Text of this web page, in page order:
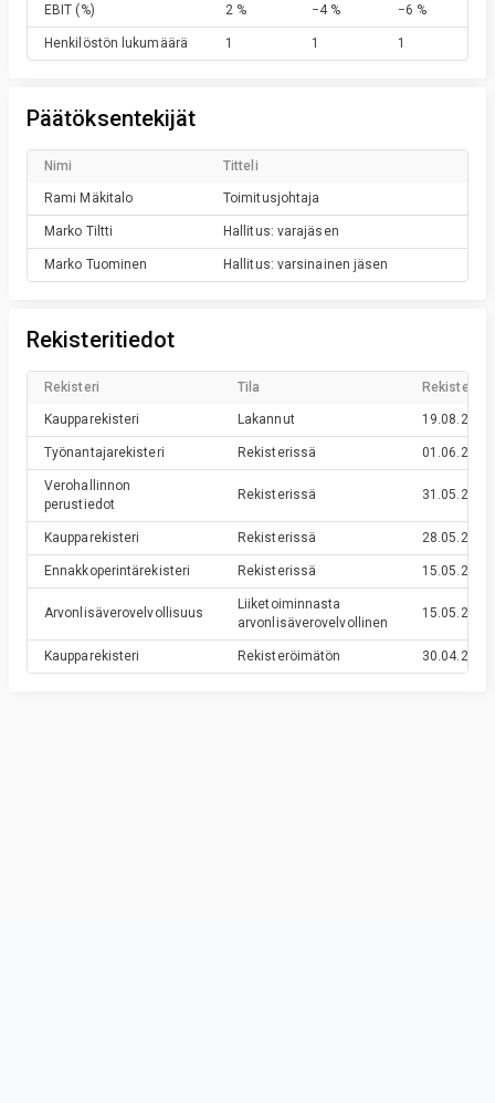
EBIT (%) 2 % −4 % −6 %
Henkilöstön lukumäärä 1 1 1
Päätöksentekijät
Nimi Titteli
Rami Mäkitalo Toimitusjohtaja
Marko Tiltti Hallitus: varajäsen
Marko Tuominen Hallitus: varsinainen jäsen
Rekisteritiedot
Rekisteri Tila
Kaupparekisteri Lakannut 19.08.2024
Työnantajarekisteri Rekisterissä 01.06.2013
Verohallinnon
perustiedot
Rekisterissä 31.05.2013
Kaupparekisteri Rekisterissä 28.05.2013
Ennakkoperintärekisteri Rekisterissä 15.05.2013
Arvonlisäverovelvollisuus
Liiketoiminnasta
arvonlisäverovelvollinen
15.05.2013
Kaupparekisteri Rekisteröimätön 30.04.2013